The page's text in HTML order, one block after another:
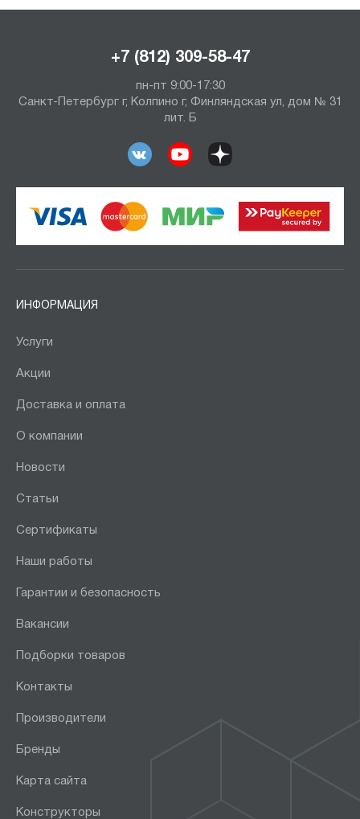
+7 (812) 309-58-47
пн-пт 9:00-17:30
Санкт-Петербург г, Колпино г, Финляндская ул, дом № 31
лит. Б
ИНФОРМАЦИЯ
Услуги
Акции
Доставка и оплата
О компании
Новости
Статьи
Сертификаты
Наши работы
Гарантии и безопасность
Вакансии
Подборки товаров
Контакты
Производители
Бренды
Карта сайта
Конструкторы